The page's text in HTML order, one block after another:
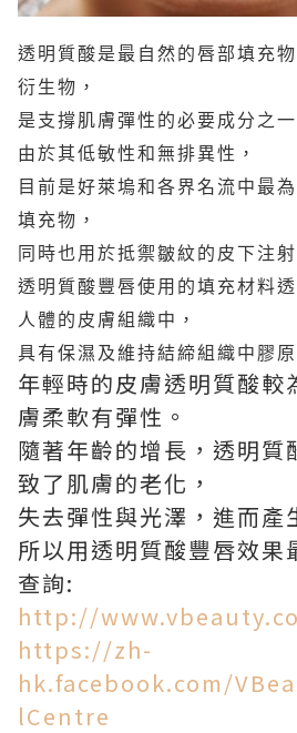
透明質酸是最自然的唇部填充
衍生物，
是支撐肌膚彈性的必要成分之一
由於其低敏性和無排異性，
目前是好萊塢和各界名流中最
填充物，
同時也用於抵禦皺紋的皮下注射
透明質酸豐唇使用的填充材料
人體的皮膚組織中，
具有保濕及維持結締組織中膠
年輕時的皮膚透明質酸較
膚柔軟有彈性。
隨著年齡的增長，透明質
致了肌膚的老化，
失去彈性與光澤，進而產
所以用透明質酸豐唇效果
查詢:
http://
https://zh-
hk.facebook.com/
lCentre